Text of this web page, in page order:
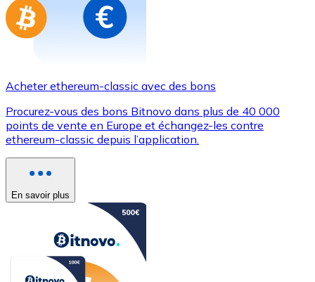
Acheter ethereum-classic avec des bons
Procurez-vous des bons Bitnovo dans plus de 40 000
points de vente en Europe et échangez-les contre
ethereum-classic depuis l’application.
En savoir plus